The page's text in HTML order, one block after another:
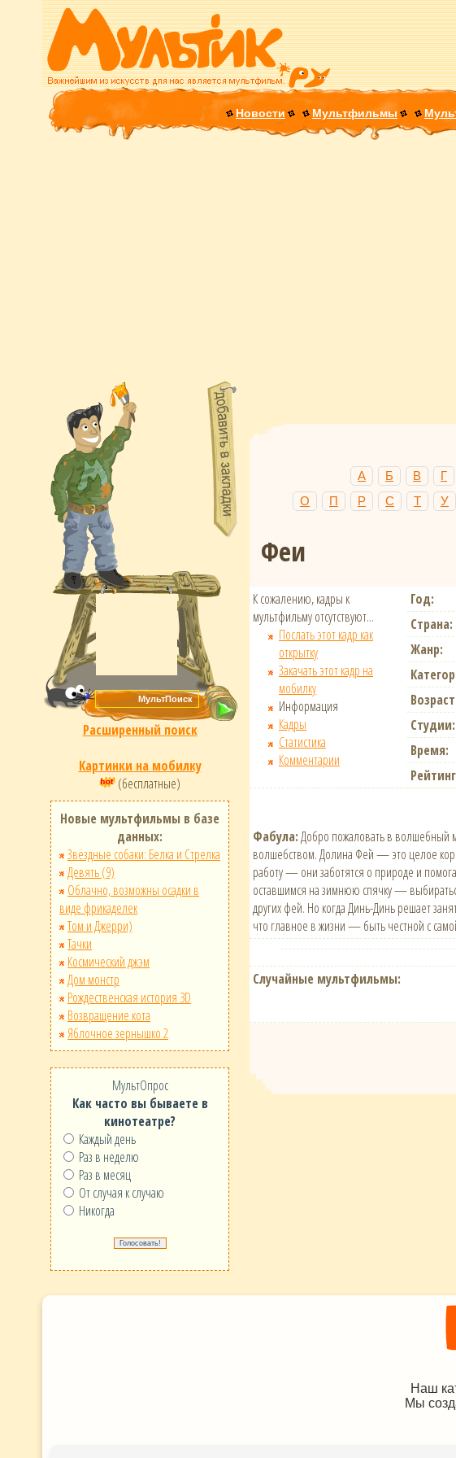
Новости Мультфильмы
Расширенный поиск
Картинки на мобилку
(бесплатные)
Новые мультфильмы в базе
данных:
Звёздные собаки: Белка и Стрелка
Девять (9)
Облачно, возможны осадки в
виде фрикаделек
Том и Джерри)
Тачки
Космический джэм
Дом монстр
Рождественская история 3D
Возвращение кота
Яблочное зернышко 2
МультОпрос
Как часто вы бываете в
кинотеатре?
Каждый день
Раз в неделю
Раз в месяц
От случая к случаю
Никогда
А Б В Г
О
П Р С Т У
Феи
К сожалению, кадры к
мультфильму отсутствуют...
Послать этот кадр как
открытку
Закачать этот кадр на
мобилку
Информация
Кадры
Статистика
Комментарии
Год:
Страна:
Жанр:
Студии:
Время:
Фабула:Добро пожаловать в волшебный
волшебством. Долина Фей — это целое
работу — они заботятся о природе и
оставшимся на зимнюю спячку —
других фей. Но когда Динь-Динь решает
что главное в жизни — быть честной с
Случайные мультфильмы:
Наш
Мы